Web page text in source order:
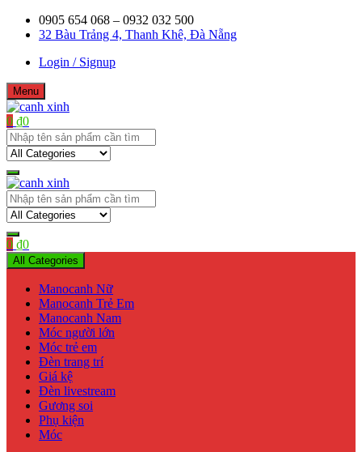
Skip
0905 654 068 – 0932 032 500
32 Bàu Trảng 4, Thanh Khê, Đà Nẵng
Login / Signup
Menu
canh xinh
Shop bán manơcanh, phụ kiện mở shop
0 ₫0
canh xinh
Shop bán manơcanh, phụ kiện mở shop
0 ₫0
All Categories
Manocanh Nữ
Manocanh Trẻ Em
Manocanh Nam
Móc người lớn
Móc trẻ em
Đèn trang trí
Giá kệ
Đèn livestream
Gương soi
Phụ kiện
Móc